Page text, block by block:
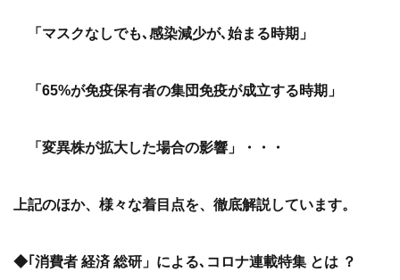
「マスクなしでも､感染減少が､始まる時期」
「65%が免疫保有者の集団免疫が成立する時期」
「変異株が拡大した場合の影響」・・・
上記のほか、様々な着目点を、徹底解説しています。
◆｢消費者 経済 総研」による､コロナ連載特集 とは ？